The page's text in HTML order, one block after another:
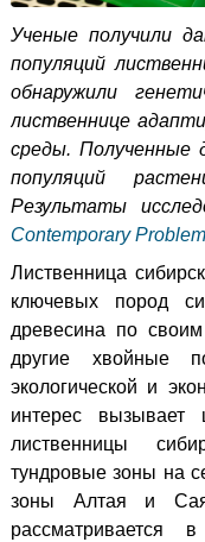
Ученые получили
популяций
обнаружили
лиственнице
среды. Полученные
популяций
Результаты
Contemporary
Лиственница
ключевых пород
древесина по
другие хвойные
экологической и
интерес вызывает
лиственницы
тундровые зоны на
зоны Алтая и
рассматривается